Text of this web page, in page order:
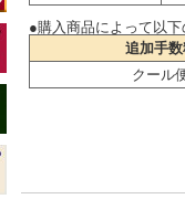
●購入商品によって以下
追加手数
クール